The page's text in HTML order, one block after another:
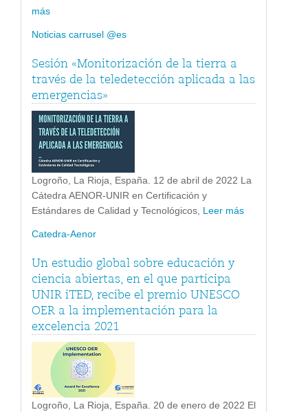
más
Noticias carrusel @es
Sesión «Monitorización de la tierra a
través de la teledetección aplicada a las
emergencias»
Logroño, La Rioja, España. 12 de abril de 2022 La
Cátedra AENOR-UNIR en Certificación y
Estándares de Calidad y Tecnológicos, Leer más
Catedra-Aenor
Un estudio global sobre educación y
ciencia abiertas, en el que participa
UNIR iTED, recibe el premio UNESCO
OER a la implementación para la
excelencia 2021
Logroño, La Rioja, España. 20 de enero de 2022 El